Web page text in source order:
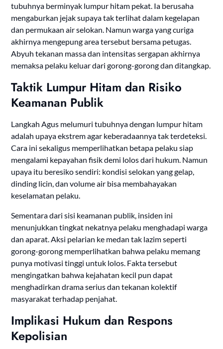
tubuhnya berminyak lumpur hitam pekat. Ia berusaha
mengaburkan jejak supaya tak terlihat dalam kegelapan
dan permukaan air selokan. Namun warga yang curiga
akhirnya mengepung area tersebut bersama petugas.
Abyuh tekanan massa dan intensitas sergapan akhirnya
memaksa pelaku keluar dari gorong-gorong dan ditangkap.
Taktik Lumpur Hitam dan Risiko
Keamanan Publik
Langkah Agus melumuri tubuhnya dengan lumpur hitam
adalah upaya ekstrem agar keberadaannya tak terdeteksi.
Cara ini sekaligus memperlihatkan betapa pelaku siap
mengalami kepayahan fisik demi lolos dari hukum. Namun
upaya itu beresiko sendiri: kondisi selokan yang gelap,
dinding licin, dan volume air bisa membahayakan
keselamatan pelaku.
Sementara dari sisi keamanan publik, insiden ini
menunjukkan tingkat nekatnya pelaku menghadapi warga
dan aparat. Aksi pelarian ke medan tak lazim seperti
gorong-gorong memperlihatkan bahwa pelaku memang
punya motivasi tinggi untuk lolos. Fakta tersebut
mengingatkan bahwa kejahatan kecil pun dapat
menghadirkan drama serius dan tekanan kolektif
masyarakat terhadap penjahat.
Implikasi Hukum dan Respons
Kepolisian